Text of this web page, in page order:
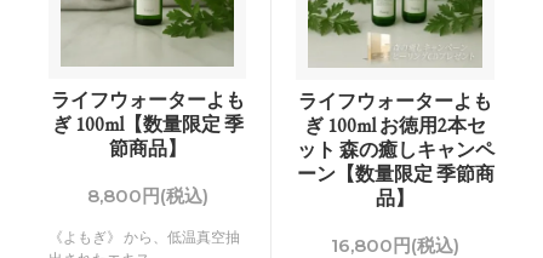
ライフウォーターよも
ぎ 100ml【数量限定 季
節商品】
8,800円(税込)
《よもぎ》 から、低温真空抽
ライフウォーターよも
ぎ 100ml お徳用2本セ
ット 森の癒しキャンペ
ーン【数量限定 季節商
品】
16,800円(税込)